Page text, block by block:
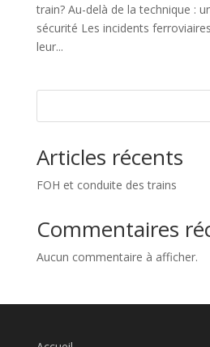
train? Au-delà de la technique :
sécurité Les incidents
leur...
Articles récents
FOH et conduite des trains
Commentaires
Aucun commentaire à afficher.